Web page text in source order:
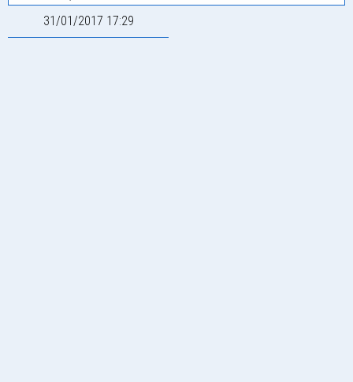
31/01/2017 17:29